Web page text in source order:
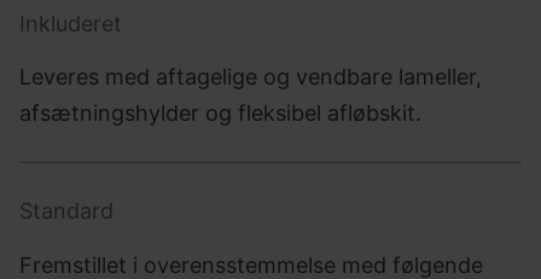
Inkluderet
Leveres med aftagelige og vendbare lameller,
afsætningshylder og fleksibel afløbskit.
Standard
Fremstillet i overensstemmelse med følgende